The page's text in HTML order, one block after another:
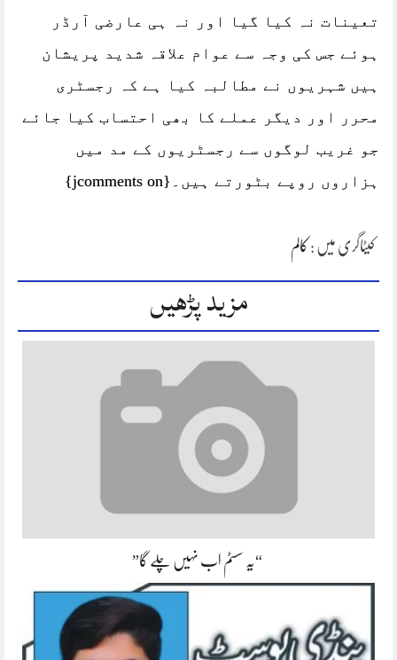
تعینات نہ کیا گیا اور نہ ہی عارضی آرڈر
ہوئے جس کی وجہ سے عوام علاقہ شدید پریشان
ہیں شہریوں نے مطالبہ کیا ہے کہ رجسٹری
محرر اور دیگر عملے کا بھی احتساب کیا جائے
جو غریب لوگوں سے رجسٹریوں کے مد میں
ہزاروں روپے بٹورتے ہیں۔{jcomments on}
کیٹاگری میں : کالم
مزید پڑھیں
“یہ سسٹم اب نہیں چلے گا”